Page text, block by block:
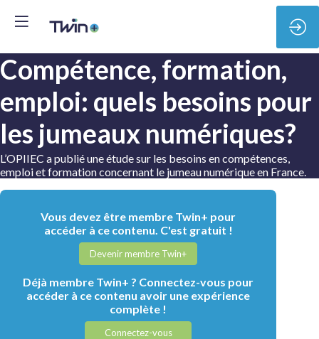
Compétence, formation,
emploi: quels besoins pour
les jumeaux numériques?
L’OPIIEC a publié une étude sur les besoins en compétences,
emploi et formation concernant le jumeau numérique en France.
Vous devez être membre Twin+ pour
accéder à ce contenu. C'est gratuit !
Devenir membre Twin+
Déjà membre Twin+ ? Connectez-vous pour
accéder à ce contenu avoir une expérience
complète !
Connectez-vous